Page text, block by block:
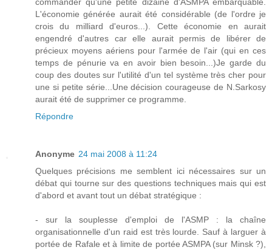
L'économie générée aurait été considérable (de l'ordre je
crois du milliard d'euros...). Cette économie en aurait
engendré d'autres car elle aurait permis de libérer de
précieux moyens aériens pour l'armée de l'air (qui en ces
temps de pénurie va en avoir bien besoin...)Je garde du
coup des doutes sur l'utilité d'un tel système très cher pour
une si petite série...Une décision courageuse de N.Sarkosy
aurait été de supprimer ce programme.
Répondre
Anonyme 24 mai 2008 à 11:24
Quelques précisions me semblent ici nécessaires sur un
débat qui tourne sur des questions techniques mais qui est
d'abord et avant tout un débat stratégique :
- sur la souplesse d'emploi de l'ASMP : la chaîne
organisationnelle d'un raid est très lourde. Sauf à larguer à
portée de Rafale et à limite de portée ASMPA (sur Minsk ?),